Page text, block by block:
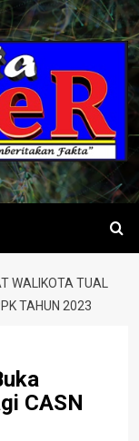
WALIKOTA TUAL
TAHUN 2023
CASN